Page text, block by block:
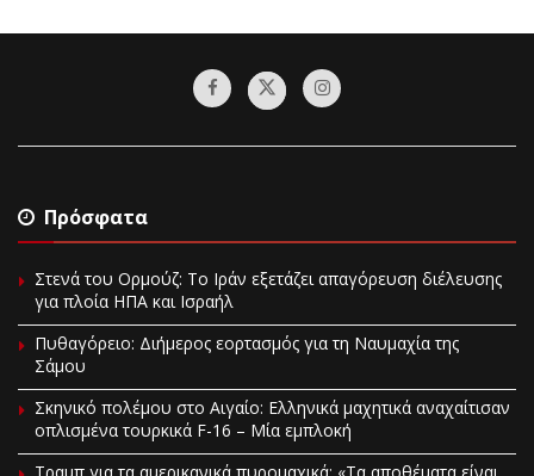
Πρόσφατα
Στενά του Ορμούζ: Το Ιράν εξετάζει απαγόρευση διέλευσης
για πλοία ΗΠΑ και Ισραήλ
Πυθαγόρειο: Διήμερος εορτασμός για τη Ναυμαχία της
Σάμου
Σκηνικό πολέμου στο Αιγαίο: Ελληνικά μαχητικά αναχαίτισαν
οπλισμένα τουρκικά F-16 – Μία εμπλοκή